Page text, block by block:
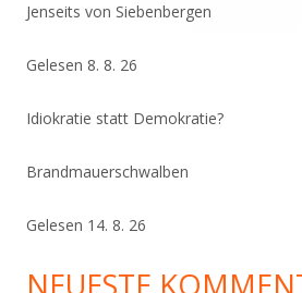
Jenseits von Siebenbergen
Gelesen 8. 8. 26
Idiokratie statt Demokratie?
Brandmauerschwalben
Gelesen 14. 8. 26
NEUESTE